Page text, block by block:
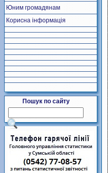
Юним громадянам
Корисна інформація
Пошук по сайту